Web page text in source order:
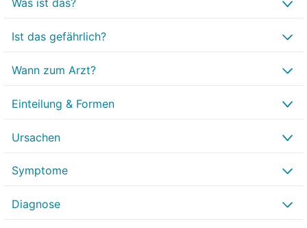
Was ist das?
Ist das gefährlich?
Wann zum Arzt?
Einteilung & Formen
Ursachen
Symptome
Diagnose